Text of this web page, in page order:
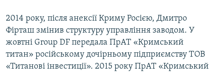
2014 року, після анексії Криму Росією, Дмитро
Фірташ змінив структуру управління заводом. У
жовтні Group DF передала ПрАТ «Кримський
титан» російському дочірньому підприємству ТОВ
«Титанові інвестиції». 2015 року ПрАТ «Кримський